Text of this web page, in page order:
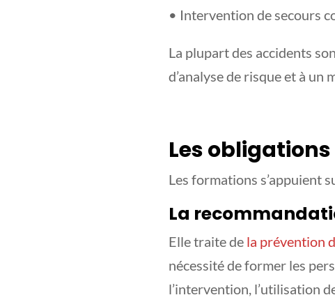
• Intervention de secours
La plupart des accidents
d’analyse de risque et à
Les
Les formations s’appuient
La
Elle traite de la prévention
nécessité de former les
l’intervention, l’utilisation